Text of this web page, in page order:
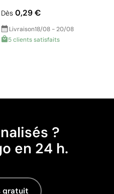
Dès0,29 €
Livraison18/08 - 20/08
5 clients satisfaits
?
en 24 h.
gratuit